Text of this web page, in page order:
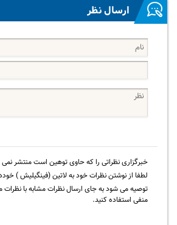
ارسال نظر
خبرگزاری نظراتی را که حاوی توهین است منتشر نمی
لطفا از نوشتن نظرات خود به لاتین (فینگیلیش )
توصیه می شود به جای ارسال نظرات مشابه با نظرات
منفی استفاده کنید.